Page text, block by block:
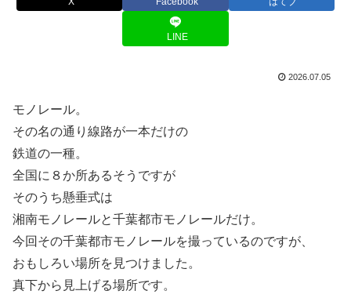
LINE
2026.07.05
モノレール。
その名の通り線路が一本だけの
鉄道の一種。
全国に８か所あるそうですが
そのうち懸垂式は
湘南モノレールと千葉都市モノレールだけ。
今回その千葉都市モノレールを撮っているのですが、
おもしろい場所を見つけました。
真下から見上げる場所です。